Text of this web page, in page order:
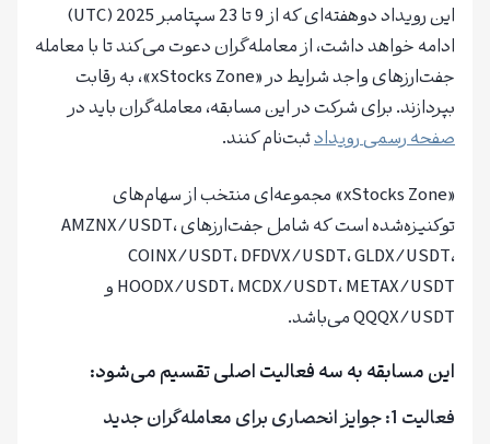
این رویداد دوهفته‌ای که از 9 تا 23 سپتامبر 2025 (UTC)
ادامه خواهد داشت، از معامله‌گران دعوت می‌کند تا با معامله
جفت‌ارزهای واجد شرایط در «xStocks Zone»، به رقابت
بپردازند. برای شرکت در این مسابقه، معامله‌گران باید در
صفحه رسمی رویدادثبت‌نام کنند.
«xStocks Zone» مجموعه‌ای منتخب از سهام‌های
توکنیزه‌شده است که شامل جفت‌ارزهای AMZNX/USDT،
COINX/USDT، DFDVX/USDT، GLDX/USDT،
HOODX/USDT، MCDX/USDT، METAX/USDT و
QQQX/USDT می‌باشد.
این مسابقه به سه فعالیت اصلی تقسیم می‌شود:
فعالیت 1: جوایز انحصاری برای معامله‌گران جدید